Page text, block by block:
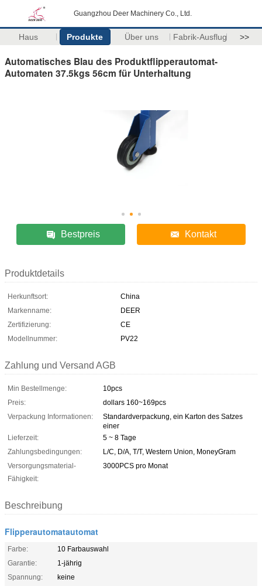
Guangzhou Deer Machinery Co., Ltd.
Haus Produkte Über uns Fabrik-Ausflug >>
Automatisches Blau des Produktflipperautomat-
Automaten 37.5kgs 56cm für Unterhaltung
Bestpreis Kontakt
Produktdetails
Herkunftsort:
China
Markenname:
DEER
Zertifizierung:
CE
Modellnummer:
PV22
Zahlung und Versand AGB
Min Bestellmenge:
10pcs
Preis:
dollars 160~169pcs
Verpackung Informationen:
Standardverpackung, ein Karton des Satzes
einer
Lieferzeit:
5 ~ 8 Tage
Zahlungsbedingungen:
L/C, D/A, T/T, Western Union, MoneyGram
Versorgungsmaterial-
Fähigkeit:
3000PCS pro Monat
Beschreibung
Flipperautomatautomat
Farbe:
10 Farbauswahl
Garantie:
1-jährig
Spannung:
keine